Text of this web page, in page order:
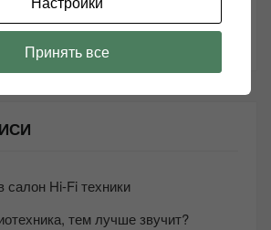
салон Hi-Fi техники
тем лучше звучит?
Принять все